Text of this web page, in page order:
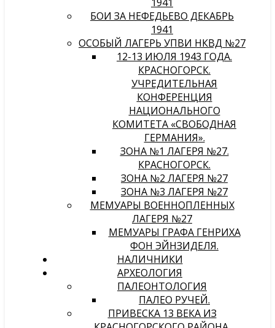
БОИ ЗА НЕФЕДЬЕВО ДЕКАБРЬ
1941
ОСОБЫЙ ЛАГЕРЬ УПВИ НКВД №27
12-13 ИЮЛЯ 1943 ГОДА.
КРАСНОГОРСК.
УЧРЕДИТЕЛЬНАЯ
КОНФЕРЕНЦИЯ
НАЦИОНАЛЬНОГО
КОМИТЕТА «СВОБОДНАЯ
ГЕРМАНИЯ».
ЗОНА №1 ЛАГЕРЯ №27.
КРАСНОГОРСК.
ЗОНА №2 ЛАГЕРЯ №27
ЗОНА №3 ЛАГЕРЯ №27
МЕМУАРЫ ВОЕННОПЛЕННЫХ
ЛАГЕРЯ №27
МЕМУАРЫ ГРАФА ГЕНРИХА
ФОН ЭЙНЗИДЕЛЯ.
НАЛИЧНИКИ
АРХЕОЛОГИЯ
ПАЛЕОНТОЛОГИЯ
ПАЛЕО РУЧЕЙ.
ПРИВЕСКА 13 ВЕКА ИЗ